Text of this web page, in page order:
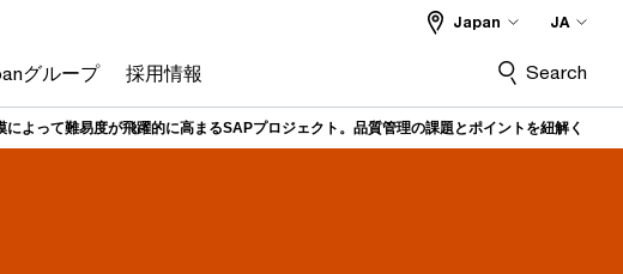
グループ 採用情報
Japan JA
Search
によって難易度が飛躍的に高まるSAPプロジェクト。品質管理の課題とポイントを紐解く